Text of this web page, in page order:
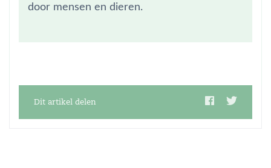
door mensen en dieren.
Dit artikel delen